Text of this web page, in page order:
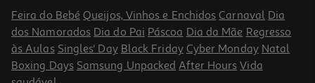
PVP de editor
11,61 €
Feira do Bebé Queijos, Vinhos e Enchidos Carnaval Dia
dos Namorados Dia do Pai Páscoa Dia da Mãe Regresso
às Aulas Singles' Day Black Friday Cyber Monday Natal
Boxing Days Samsung Unpacked After Hours Vida